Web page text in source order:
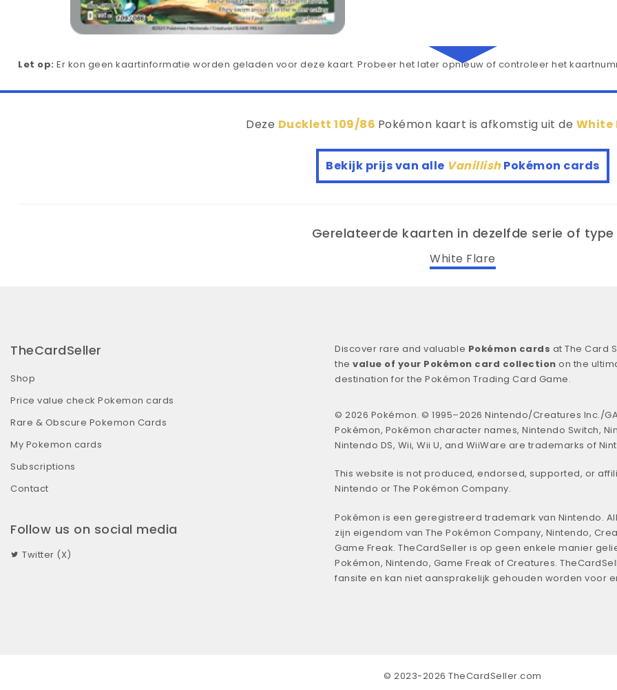
Let op: Er kon geen kaartinformatie worden geladen voor deze kaart. Probeer het later opnieuw of controleer het
Deze Ducklett 109/86 Pokémon kaart is afkomstig uit de White
Bekijk prijs van alle VanillishPokémon cards
Gerelateerde kaarten in dezelfde serie of type
White Flare
TheCardSeller
Shop
Price value check Pokemon cards
Rare & Obscure Pokemon Cards
My Pokemon cards
Subscriptions
Contact
Follow us on social media
Twitter (X)
Discover rare and valuable Pokémon cards at The Card
the value of your Pokémon card collection on the
destination for the Pokémon Trading Card Game.
© 2026 Pokémon. © 1995–2026 Nintendo/Creatures Inc./
Pokémon, Pokémon character names, Nintendo Switch,
Nintendo DS, Wii, Wii U, and WiiWare are trademarks of
This website is not produced, endorsed, supported, or
Nintendo or The Pokémon Company.
Pokémon is een geregistreerd trademark van Nintendo.
zijn eigendom van The Pokémon Company, Nintendo,
Game Freak. TheCardSeller is op geen enkele manier
Pokémon, Nintendo, Game Freak of Creatures.
fansite en kan niet aansprakelijk gehouden worden voor
© 2023-2026 TheCardSeller.com